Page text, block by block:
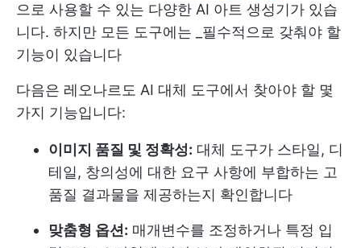
으로 사용할 수 있는 다양한 AI 아트 생성기가 있습
니다. 하지만 모든 도구에는 _필수적으로 갖춰야 할
기능이 있습니다
다음은 레오나르도 AI 대체 도구에서 찾아야 할 몇
가지 기능입니다:
이미지 품질 및 정확성: 대체 도구가 스타일, 디
테일, 창의성에 대한 요구 사항에 부합하는 고
품질 결과물을 제공하는지 확인합니다
맞춤형 옵션: 매개변수를 조정하거나 특정 입